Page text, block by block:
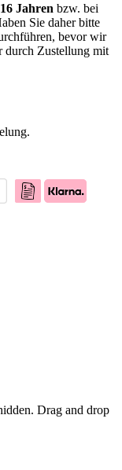
Jahren bzw. bei
Sie daher bitte
bevor wir
durch Zustellung mit
Drag and drop